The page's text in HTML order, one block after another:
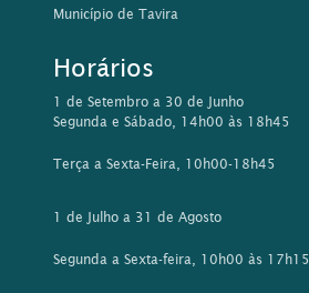
Município de Tavira
Horários
1 de Setembro a 30 de Junho
Segunda e Sábado, 14h00 às 18h45
Terça a Sexta-Feira, 10h00-18h45
1 de Julho a 31 de Agosto
Segunda a Sexta-feira, 10h00 às 17h15